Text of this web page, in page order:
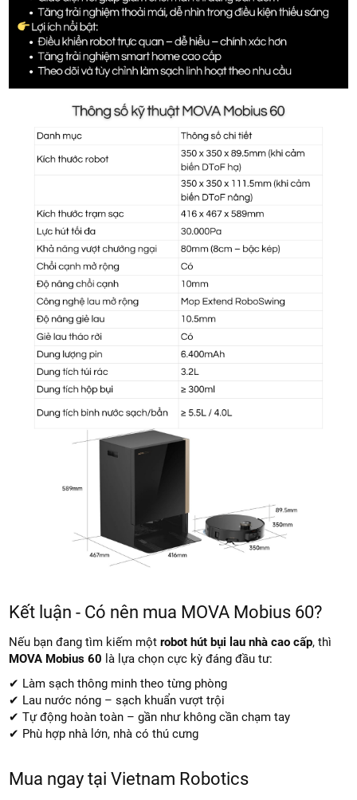
Kết luận - Có nên mua MOVA Mobius 60?
Nếu bạn đang tìm kiếm mộtrobot hút bụi lau nhà cao cấp, thì
MOVA Mobius 60 là lựa chọn cực kỳ đáng đầu tư:
✔ Làm sạch thông minh theo từng phòng
✔ Lau nước nóng – sạch khuẩn vượt trội
✔ Tự động hoàn toàn – gần như không cần chạm tay
✔ Phù hợp nhà lớn, nhà có thú cưng
Mua ngay tại Vietnam Robotics